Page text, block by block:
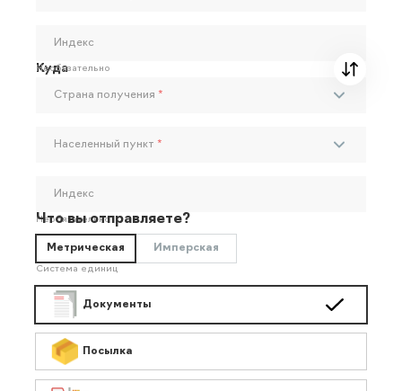
Индекс
Необязательно
Куда
Страна получения *
Населенный пункт *
Индекс
Необязательно
Что вы отправляете?
Метрическая Имперская
Система единиц
Документы
Посылка